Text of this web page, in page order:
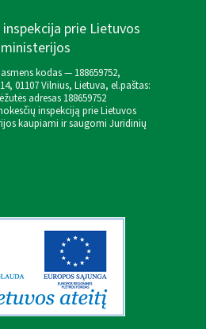
prie Lietuvos
kodas — 188659752,
01107 Vilnius, Lietuva, el.paštas:
adresas 188659752
inspekciją prie Lietuvos
kaupiami ir saugomi Juridinių